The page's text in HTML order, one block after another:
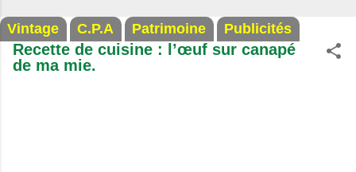
Vintage C.P.A Patrimoine Publicités
Recette de cuisine : l’œuf sur canapé
de ma mie.